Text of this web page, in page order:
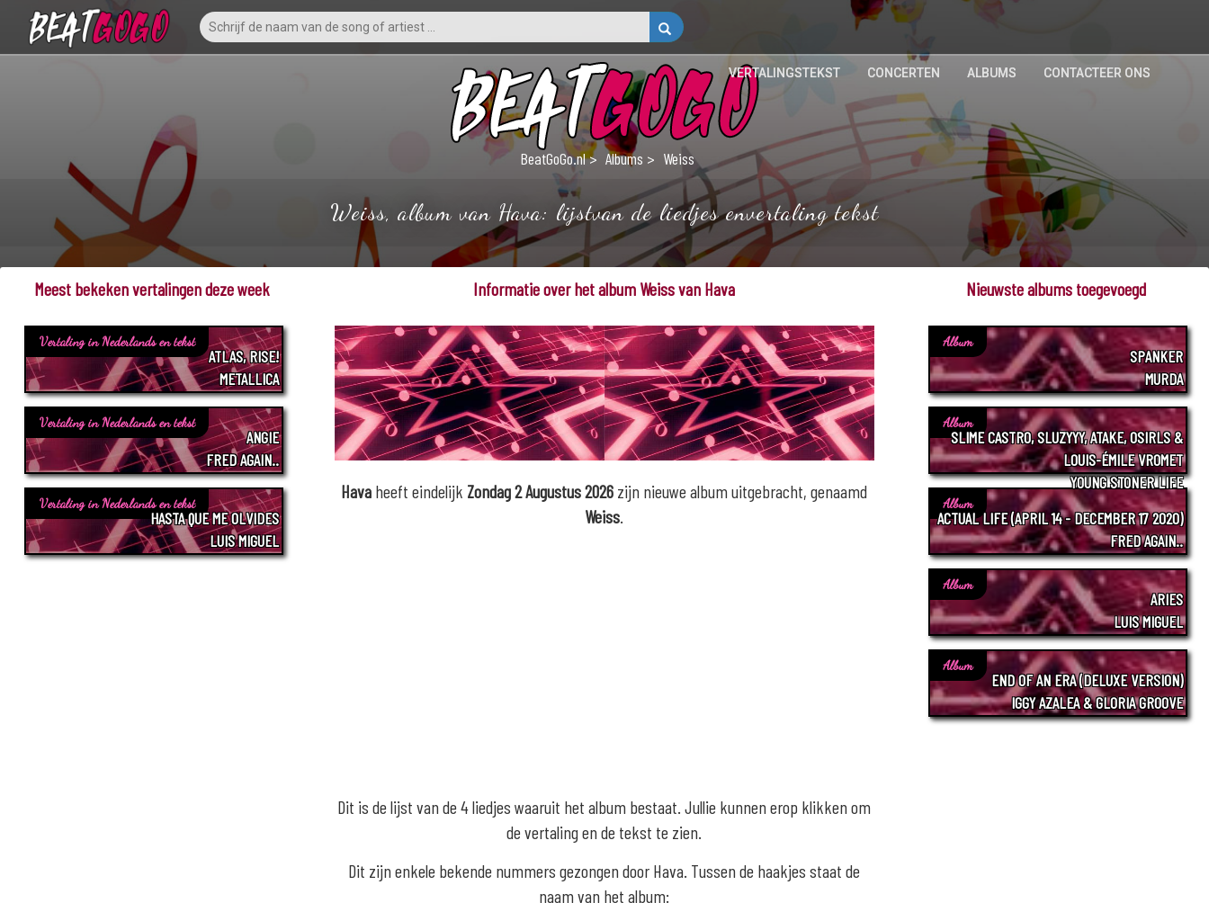
VERTALINGSTEKST CONCERTEN ALBUMS CONTACTEER ONS
BeatGoGo.nl Albums Weiss
Weiss, album van Hava: lijstvan de liedjes envertaling tekst
Informatie over het album Weiss van Hava
Hava heeft eindelijk Zondag 2 Augustus 2026 zijn nieuwe album uitgebracht, genaamd
Weiss.
Dit is de lijst van de 4 liedjes waaruit het album bestaat. Jullie kunnen erop klikken om
de vertaling en de tekst te zien.
Dit zijn enkele bekende nummers gezongen door Hava. Tussen de haakjes staat de
naam van het album:
Meest bekeken vertalingen deze week
Vertaling in Nederlands en tekst
ATLAS, RISE!
METALLICA
Vertaling in Nederlands en tekst
ANGIE
FRED AGAIN..
Vertaling in Nederlands en tekst
HASTA QUE ME OLVIDES
LUIS MIGUEL
Nieuwste albums toegevoegd
Album
SPANKER
MURDA
Album
SLIME CASTRO, SLUZYYY, ATAKE, OSIRLS &
LOUIS-ÉMILE VROMET
YOUNG STONER LIFE
Album
ACTUAL LIFE (APRIL 14 - DECEMBER 17 2020)
FRED AGAIN..
Album
ARIES
LUIS MIGUEL
Album
END OF AN ERA (DELUXE VERSION)
IGGY AZALEA & GLORIA GROOVE